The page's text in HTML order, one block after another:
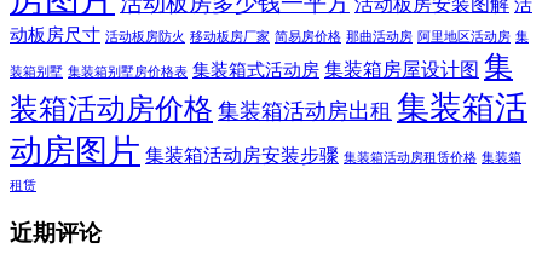
活
动板房尺寸 活动板房防火 移动板房厂家 简易房价格 那曲活动房 阿里地区活动房 集
装箱别墅 集装箱别墅房价格表 集装箱式活动房 集装箱房屋设计图 集
装箱活动房价格 集装箱活动房出租 集装箱活
动房图片 集装箱活动房安装步骤 集装箱活动房租赁价格 集装箱
租赁
近期评论